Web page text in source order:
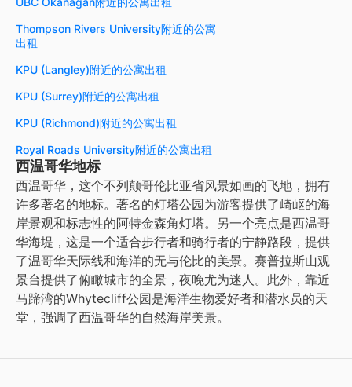
Thompson Rivers University附近的公寓
出租
KPU (Langley)附近的公寓出租
KPU (Surrey)附近的公寓出租
KPU (Richmond)附近的公寓出租
Royal Roads University附近的公寓出租
西温哥华地标
西温哥华，这个不列颠哥伦比亚省风景如画的飞地，拥有
许多著名的地标。著名的灯塔公园为游客提供了崎岖的海
岸景观和标志性的阿特金森角灯塔。另一个亮点是西温哥
华海堤，这是一个适合步行者和骑行者的宁静路段，提供
了温哥华天际线和海洋的无与伦比的美景。赛普拉斯山观
景台提供了俯瞰城市的全景，夜晚尤为迷人。此外，靠近
马蹄湾的Whytecliff公园是海洋生物爱好者和潜水员的天
堂，强调了西温哥华的自然海岸美景。